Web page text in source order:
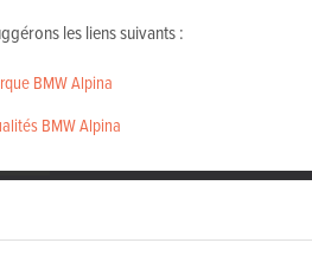
les liens suivants :
BMW Alpina
BMW Alpina